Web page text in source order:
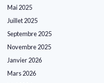
Mai 2025
Juillet 2025
Septembre 2025
Novembre 2025
Janvier 2026
Mars 2026